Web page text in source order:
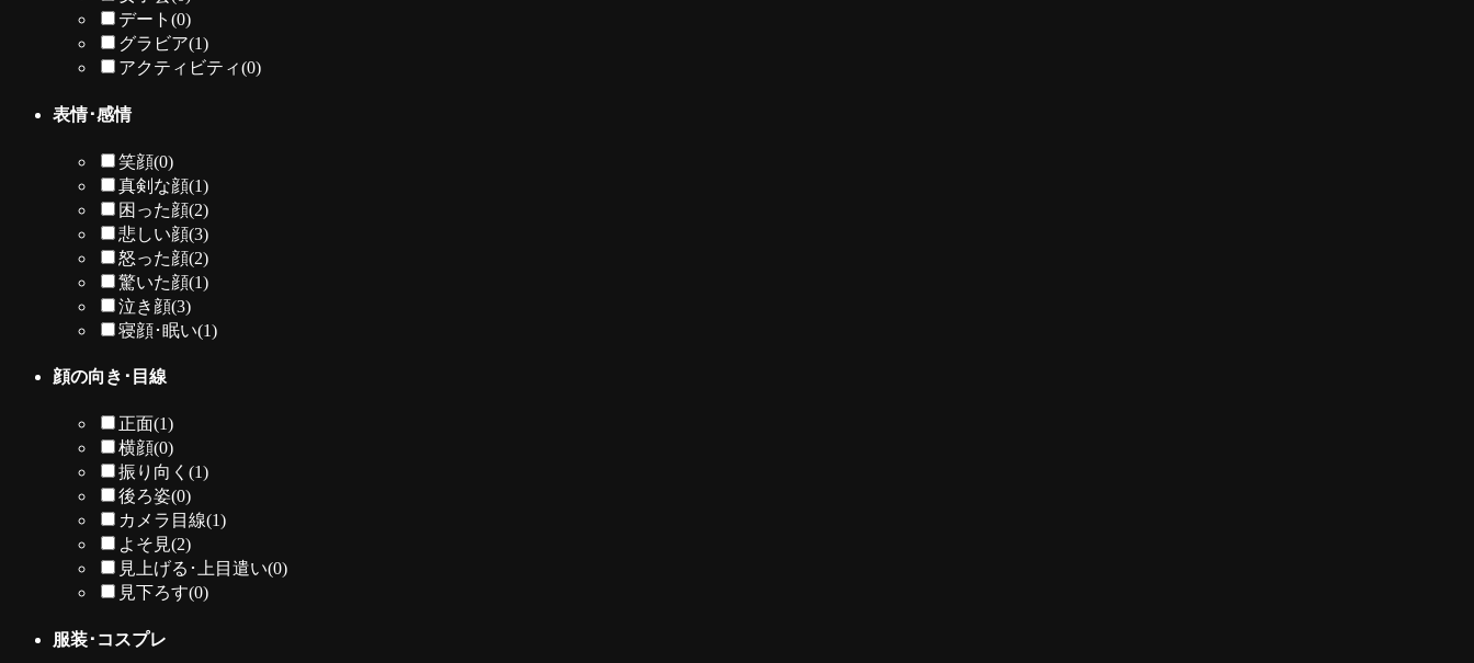
デート (0)
グラビア(1)
アクティビティ(0)
表情･感情
笑顔(0)
真剣な顔(1)
困った顔(2)
悲しい顔(3)
怒った顔(2)
驚いた顔(1)
泣き顔(3)
寝顔･眠い(1)
顔の向き･目線
正面(1)
横顔(0)
振り向く (1)
後ろ姿(0)
カメラ目線(1)
よそ見(2)
見上げる･上目遣い(0)
見下ろす(0)
服装･コスプレ